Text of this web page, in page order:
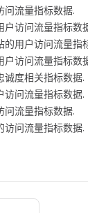
问流量指标数据.
户访问流量指标数
的用户访问流量指
户访问流量指标数
诚度相关指标数据.
访问流量指标数据.
问流量指标数据.
访问流量指标数据.